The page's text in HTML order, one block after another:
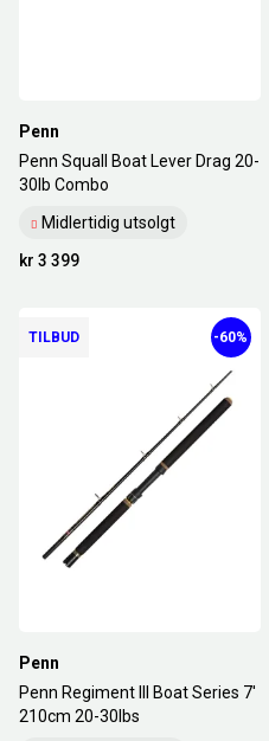
Penn
Penn Squall Boat Lever Drag 20-
30Ib Combo
Midlertidig utsolgt
kr 3 399
TILBUD
Penn
Penn Regiment III Boat Series 7'
210cm 20-30Ibs
-60%